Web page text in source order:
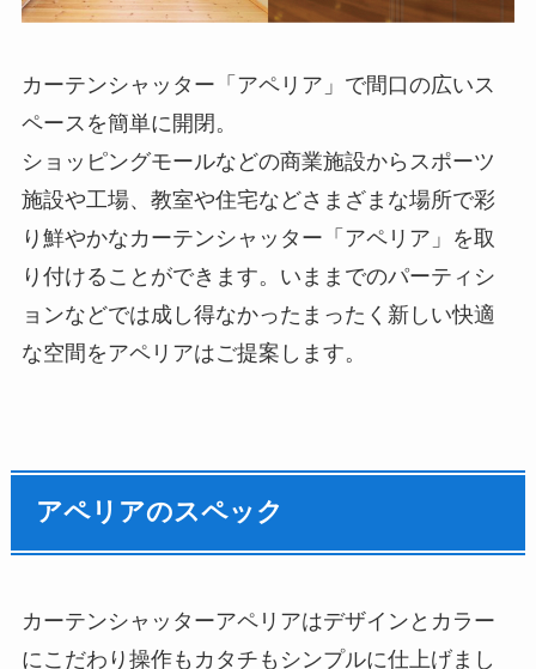
カーテンシャッター「アペリア」で間口の広いス
ペースを簡単に開閉。
ショッピングモールなどの商業施設からスポーツ
施設や工場、教室や住宅などさまざまな場所で彩
り鮮やかなカーテンシャッター「アペリア」を取
り付けることができます。いままでのパーティシ
ョンなどでは成し得なかったまったく新しい快適
な空間をアペリアはご提案します。
アペリアのスペック
カーテンシャッターアペリアはデザインとカラー
にこだわり操作もカタチもシンプルに仕上げまし